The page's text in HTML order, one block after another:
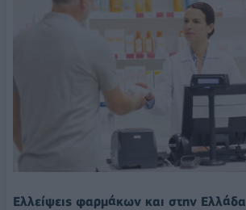
Ελλείψεις φαρμάκων και στην Ελλάδα